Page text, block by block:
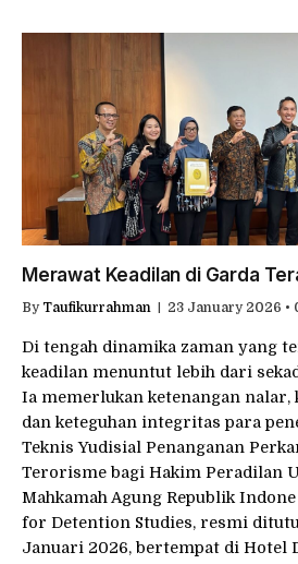
Merawat Keadilan di Garda
By Taufikurrahman 23 January 2026 •
Di tengah dinamika zaman yang
keadilan menuntut lebih dari
Ia memerlukan ketenangan
dan keteguhan integritas para
Teknis Yudisial Penanganan
Terorisme bagi Hakim Peradilan
Mahkamah Agung Republik
for Detention Studies, resmi
Januari 2026, bertempat di Hotel